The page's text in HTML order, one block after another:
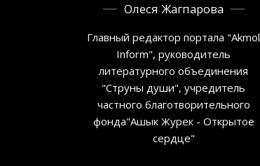
Олеся Жагпарова
Главный редактор портала "Akmol
Inform", руководитель
литературного объединения
"Струны души", учредитель
частного благотворительного
фонда"Ашык Журек - Открытое
сердце"